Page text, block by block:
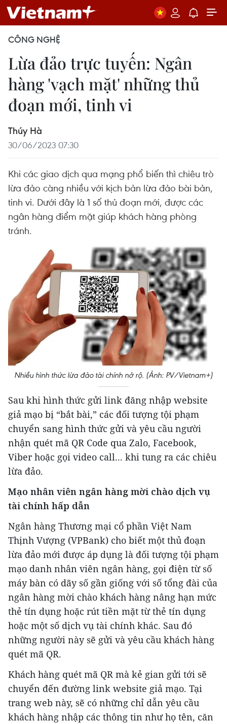
CÔNG NGHỆ
Lừa đảo trực tuyến: Ngân
hàng 'vạch mặt' những thủ
đoạn mới, tinh vi
Thúy Hà
30/06/2023 07:30
Khi các giao dịch qua mạng phổ biến thì chiêu trò
lừa đảo càng nhiều với kịch bản lừa đảo bài bản,
tinh vi. Dưới đây là 1 số thủ đoạn mới, được các
ngân hàng điểm mặt giúp khách hàng phòng
tránh.
Nhiều hình thức lừa đảo tài chính nở rộ. (Ảnh: PV/Vietnam+)
Sau khi hình thức gửi link đăng nhập website
giả mạo bị “bắt bài,” các đối tượng tội phạm
chuyển sang hình thức gửi và yêu cầu người
nhận quét mã QR Code qua Zalo, Facebook,
Viber hoặc gọi video call... khi tung ra các chiêu
lừa đảo.
Mạo nhân viên ngân hàng mời chào dịch vụ
tài chính hấp dẫn
Ngân hàng Thương mại cổ phần Việt Nam
Thịnh Vượng (VPBank) cho biết một thủ đoạn
lừa đảo mới được áp dụng là đối tượng tội phạm
mạo danh nhân viên ngân hàng, gọi điện từ số
máy bàn có dãy số gần giống với số tổng đài của
ngân hàng mời chào khách hàng nâng hạn mức
thẻ tín dụng hoặc rút tiền mặt từ thẻ tín dụng
hoặc một số dịch vụ tài chính khác. Sau đó
những người này sẽ gửi và yêu cầu khách hàng
quét mã QR.
Khách hàng quét mã QR mà kẻ gian gửi tới sẽ
chuyển đến đường link website giả mạo. Tại
trang web này, sẽ có những chỉ dẫn yêu cầu
khách hàng nhập các thông tin như họ tên, căn